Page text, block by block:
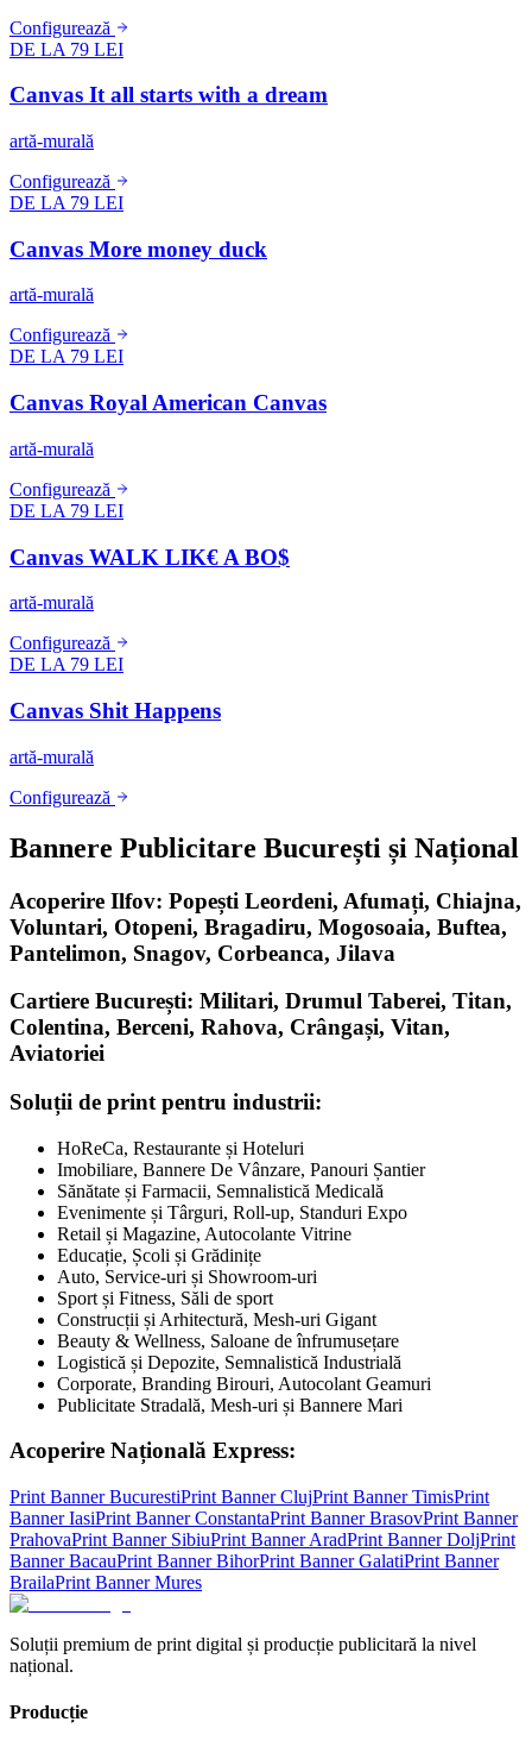
Configurează
DE LA 79 LEI
Canvas It all starts with a dream
artă-murală
Configurează
DE LA 79 LEI
Canvas More money duck
artă-murală
Configurează
DE LA 79 LEI
Canvas Royal American Canvas
artă-murală
Configurează
DE LA 79 LEI
Canvas WALK LIK€ A BO$
artă-murală
Configurează
DE LA 79 LEI
Canvas Shit Happens
artă-murală
Configurează
Bannere Publicitare București și Național
Acoperire Ilfov: Popești Leordeni, Afumați, Chiajna,
Voluntari, Otopeni, Bragadiru, Mogosoaia, Buftea,
Pantelimon, Snagov, Corbeanca, Jilava
Cartiere București: Militari, Drumul Taberei, Titan,
Colentina, Berceni, Rahova, Crângași, Vitan,
Aviatoriei
Soluții de print pentru industrii:
HoReCa, Restaurante și Hoteluri
Imobiliare, Bannere De Vânzare, Panouri Șantier
Sănătate și Farmacii, Semnalistică Medicală
Evenimente și Târguri, Roll-up, Standuri Expo
Retail și Magazine, Autocolante Vitrine
Educație, Școli și Grădinițe
Auto, Service-uri și Showroom-uri
Sport și Fitness, Săli de sport
Construcții și Arhitectură, Mesh-uri Gigant
Beauty & Wellness, Saloane de înfrumusețare
Logistică și Depozite, Semnalistică Industrială
Corporate, Branding Birouri, Autocolant Geamuri
Publicitate Stradală, Mesh-uri și Bannere Mari
Acoperire Națională Express:
Print BannerBucurestiPrint BannerClujPrint BannerTimisPrint
BannerIasiPrint BannerConstantaPrint BannerBrasovPrint Banner
PrahovaPrint Banner SibiuPrint BannerAradPrint BannerDoljPrint
BannerBacauPrint BannerBihorPrint BannerGalatiPrint Banner
BrailaPrint BannerMures
Soluții premium de print digital și producție publicitară la nivel
național.
Producție